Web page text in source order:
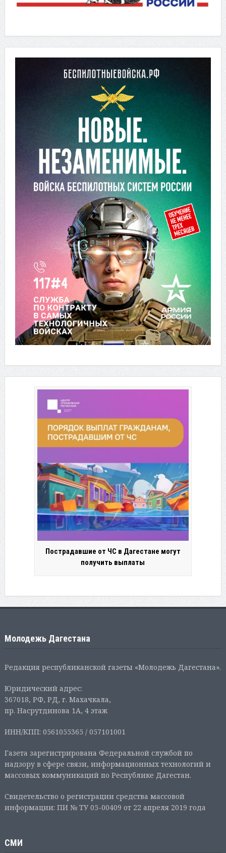
Пострадавшие от ЧС в Дагестане могут
получить выплаты
Молодежь Дагестана
Редакция республиканской газеты «Молодежь Дагестана».
Юридический адрес:
367018, РФ, РД, г. Махачкала,
пр. Насрутдинова 1А, 4 этаж
ИНН/КПП: 0561055365 / 057101001
Газета зарегистрирована Федеральной службой по
надзору в сфере связи, информационных технологий и
массовых коммуникаций по Республике Дагестан.
Свидетельство о регистрации средства массовой
информации: ПИ № ТУ 05-00409 от 22 апреля 2019 года
СМИ